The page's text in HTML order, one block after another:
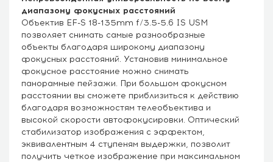
диапазону фокусных расстояний
Объектив EF-S 18-135mm f/3.5-5.6 IS USM
позволяет снимать самые разнообразные
объекты благодаря широкому диапазону
фокусных расстояний. Установив минимальное
фокусное расстояние можно снимать
панорамные пейзажи. При большом фокусном
расстоянии вы сможете приблизиться к действию
благодаря возможностям телеобъектива и
высокой скорости автофокусировки. Оптический
стабилизатор изображения с эффектом,
эквивалентным 4 ступеням выдержки, позволит
получить четкое изображение при максимальном